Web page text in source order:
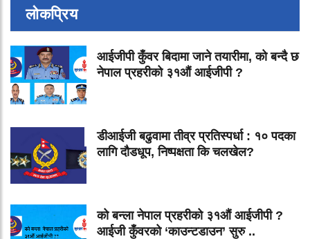
लोकप्रिय
आईजीपी कुँवर बिदामा जाने तयारीमा, को बन्दै छ
नेपाल प्रहरीको ३१औं आईजीपी ?
डीआईजी बढुवामा तीव्र प्रतिस्पर्धा : १० पदका
लागि दौडधूप, निष्पक्षता कि चलखेल?
को बन्ला नेपाल प्रहरीको ३१औं आईजीपी ?
आईजी कुँवरको ‘काउन्टडाउन’ सुरु ..